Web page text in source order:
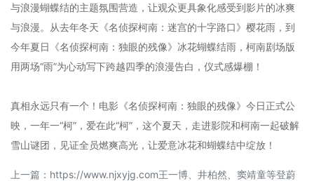
与浪漫蝴蝶结的主题氛围营造，让观众更具象化感受到影片的冰爽
与浪漫。从去年冬天《名侦探柯南：迷宫的十字路口》樱花雨，到
今年夏日《名侦探柯南：独眼的残像》冰花蝴蝶结雨，柯南剧场版
用两场“雨”为心动写下跨越四季的浪漫告白，仪式感爆棚！
真相永远只有一个！电影《名侦探柯南：独眼的残像》今日正式公
映，一年一“柯”，爱在此“柯”，这个夏天，走进影院和柯南一起破解
雪山谜团，见证全员燃爽高光，让爱意冰花和蝴蝶结中绽放！
上一篇： https://www.njxyjg.com王一博、井柏然、窦靖童等登蔚